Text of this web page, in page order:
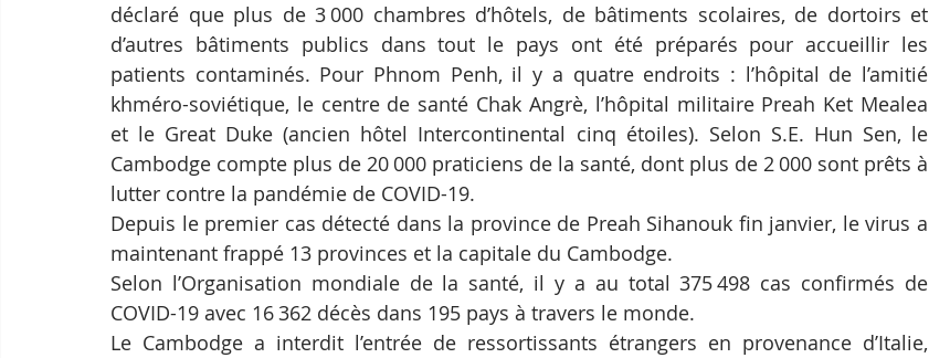
déclaré que plus de 3 000 chambres d’hôtels, de bâtiments scolaires, de dortoirs et
d’autres bâtiments publics dans tout le pays ont été préparés pour accueillir les
patients contaminés. Pour Phnom Penh, il y a quatre endroits : l’hôpital de l’amitié
khméro-soviétique, le centre de santé Chak Angrè, l’hôpital militaire Preah Ket Mealea
et le Great Duke (ancien hôtel Intercontinental cinq étoiles). Selon S.E. Hun Sen, le
Cambodge compte plus de 20 000 praticiens de la santé, dont plus de 2 000 sont prêts à
lutter contre la pandémie de COVID-19.
Depuis le premier cas détecté dans la province de Preah Sihanouk fin janvier, le virus a
maintenant frappé 13 provinces et la capitale du Cambodge.
Selon l’Organisation mondiale de la santé, il y a au total 375 498 cas confirmés de
COVID-19 avec 16 362 décès dans 195 pays à travers le monde.
Le Cambodge a interdit l’entrée de ressortissants étrangers en provenance d’Italie,